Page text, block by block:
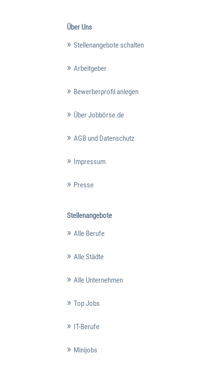
Über Uns
Stellenangebote schalten
Arbeitgeber
Bewerberprofil anlegen
Über Jobbörse.de
AGB und Datenschutz
Impressum
Presse
Stellenangebote
Alle Berufe
Alle Städte
Alle Unternehmen
Top Jobs
IT-Berufe
Minijobs